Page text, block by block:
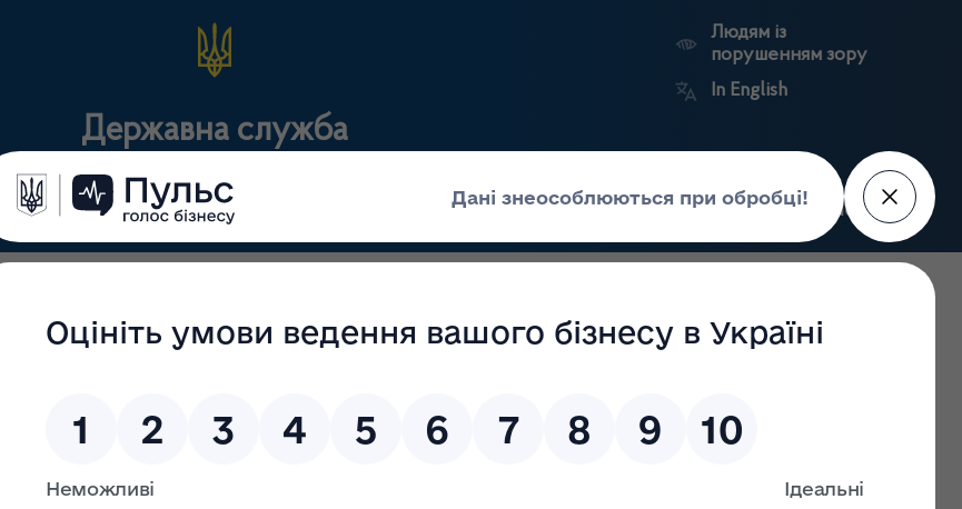
Державна служба
Людям із
порушенням зору
In English
документи Для громадськості Прес-центр Пошук
торгівля
імпорт
(крім АФІ)
нагляд
(контроль)
засобів, крові та
сертифікація
нагляд
реєстри
портал
Держлікслужби
з претендентами на посаду Голови Державної служби України з лікарських засобів та контролю за